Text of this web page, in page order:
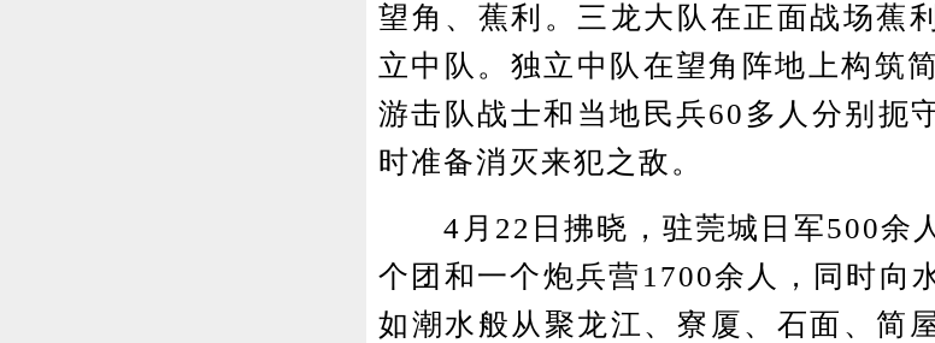
望角、蕉利。三龙大队在正面战场蕉
立中队。独立中队在望角阵地上构筑
游击队战士和当地民兵60多人分别扼
时准备消灭来犯之敌。
4月22日拂晓，驻莞城日军500余
个团和一个炮兵营1700余人，同时向
如潮水般从聚龙江、寮厦、石面、简